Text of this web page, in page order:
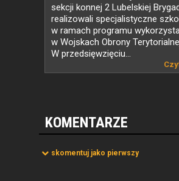
sekcji konnej 2 Lubelskiej
realizowali specjalistyczne
w ramach programu
w Wojskach Obrony
W przedsięwzięciu...
KOMENTARZE
skomentuj jako pierwszy